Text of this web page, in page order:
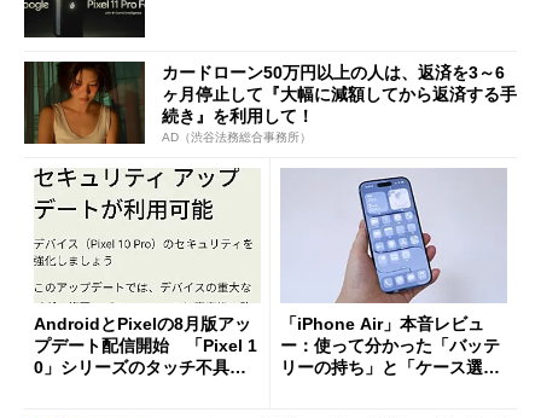
カードローン50万円以上の人は、返済を3～6
ヶ月停止して『大幅に減額してから返済する手
続き』を利用して！
AD（渋谷法務総合事務所）
AndroidとPixelの8月版アッ
プデート配信開始 「Pixel 1
0」シリーズのタッチ不具合
「iPhone Air」本音レビュ
ー：使って分かった「バッテ
リーの持ち」と「ケース選